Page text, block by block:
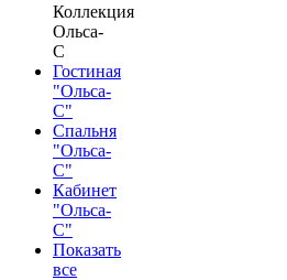
Коллекция
Ольса-
С
Гостиная
"Ольса-
С"
Спальня
"Ольса-
С"
Кабинет
"Ольса-
С"
Показать
все